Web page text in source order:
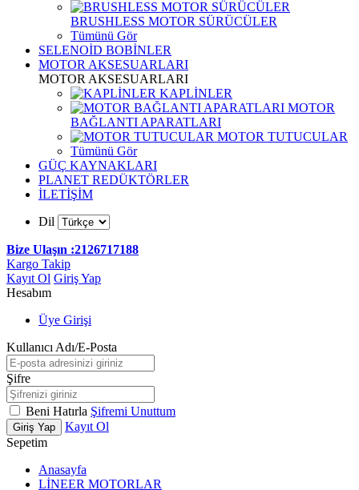
BRUSHLESS MOTOR SÜRÜCÜLER
Tümünü Gör
SELENOİD BOBİNLER
MOTOR AKSESUARLARI
MOTOR AKSESUARLARI
KAPLİNLER
MOTOR
BAĞLANTI APARATLARI
MOTOR TUTUCULAR
Tümünü Gör
GÜÇ KAYNAKLARI
PLANET REDÜKTÖRLER
İLETİŞİM
Dil
Bize Ulaşın :2126717188
Kargo Takip
Kayıt Ol Giriş Yap
Hesabım
Üye Girişi
Kullanıcı Adı/E-Posta
Şifre
Beni Hatırla Şifremi Unuttum
Giriş Yap
Kayıt Ol
Sepetim
Anasayfa
LİNEER MOTORLAR